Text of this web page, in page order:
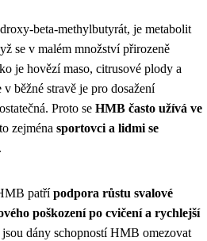
beta-methylbutyrát, je metabolit
se v malém množství přirozeně
je hovězí maso, citrusové plody a
běžné stravě je pro dosažení
Proto se HMB často užívá ve
zejména sportovci a lidmi se
patřípodpora růstu svalové
poškození po cvičení a rychlejší
dány schopností HMB omezovat